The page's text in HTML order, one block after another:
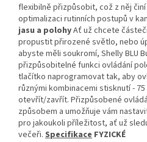
flexibilně přizpůsobit, což z něj
optimalizaci rutinních postupů v
jasu a polohyAť už chcete
propustit přirozené světlo, nebo
abyste měli soukromí, Shelly BLU
přizpůsobitelné funkci ovládání
tlačítko naprogramovat tak, aby
různými kombinacemi stisknutí -
otevřít/zavřít. Přizpůsobené
způsobem a umožňuje vám
pro jakoukoli příležitost, ať už
večeři. Specifikace FYZICKÉ